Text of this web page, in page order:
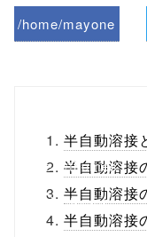
/home/mayone
ml/wp-
content/themes
/tapbiz_theme/
半自動溶接
半自動溶接
半自動溶接
半自動溶接